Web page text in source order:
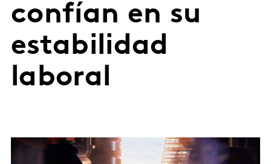
confían en su
estabilidad
laboral